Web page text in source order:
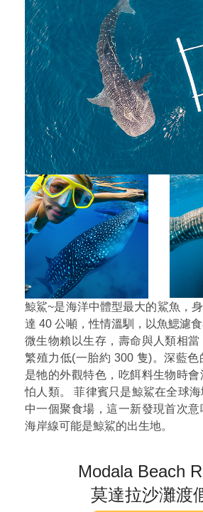
鯨鯊~是海洋中體型最大的鯊魚，
達 40 公噸，性情溫馴，以魚鰓濾
微生物賴以生存，壽命與人類相當
繁殖力低(一胎約 300 隻)。深藍
是牠的外觀特色，吃餌料生物時
怕人類。 菲律賓只是鯨鯊在全球
中一個聚食場，這一新發現首次
海岸線可能是鯨鯊的出生地。
Modala Beach
莫達拉沙灘渡